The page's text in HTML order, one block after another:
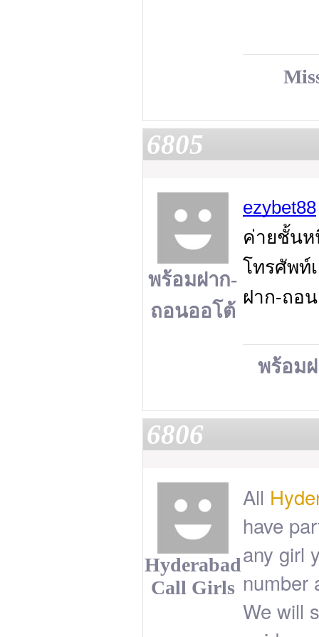
6805
พร้อมฝาก-
ถอนออโต้
ezybet88
ค่ายชั้นห
โทรศัพท์
ฝาก-ถอ
พร้อม
6806
Hyderabad
Call Girls
All
have
any girl
number
We will